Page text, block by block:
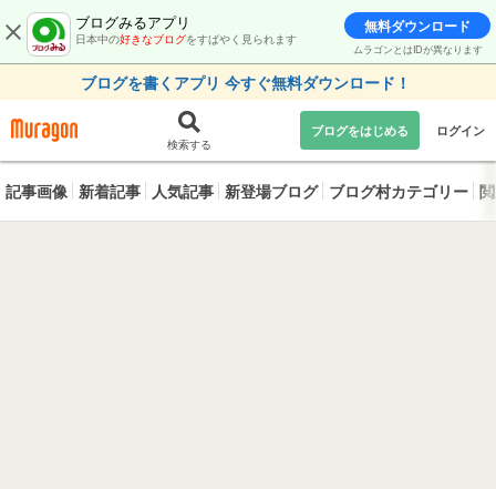
ブログみるアプリ
日本中の好きなブログをすばやく見られます
無料ダウンロード
ムラゴンとはIDが異なります
ブログを書くアプリ 今すぐ無料ダウンロード！
検索する
ブログをはじめる ログイン
記事画像 新着記事 人気記事 新登場ブログ ブログ村カテゴリー